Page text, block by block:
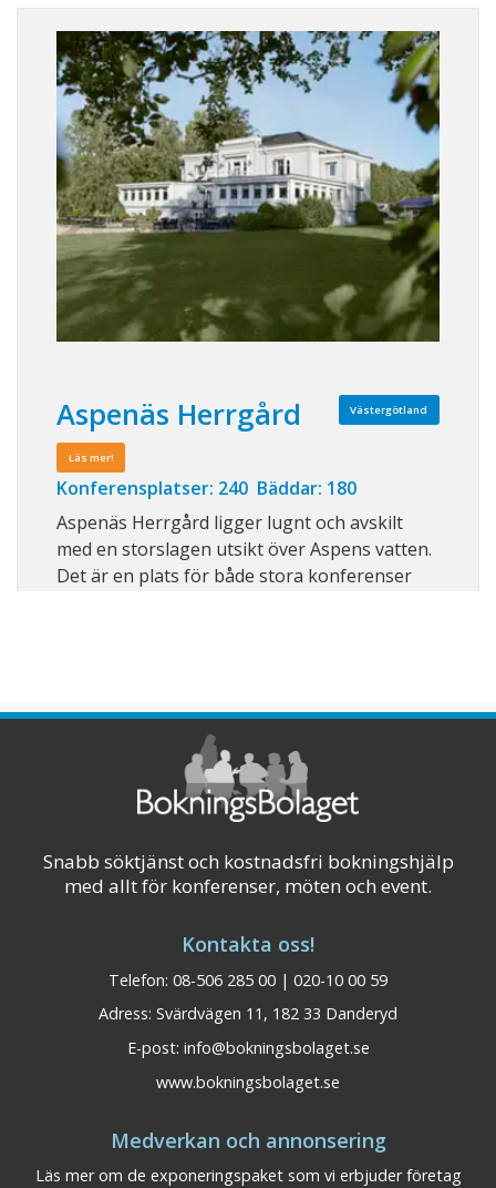
Västergötland
Aspenäs Herrgård
Läs mer!
Konferensplatser: 240 Bäddar: 180
Aspenäs Herrgård ligger lugnt och avskilt
med en storslagen utsikt över Aspens vatten.
Det är en plats för både stora konferenser
aktiviteter. Aspe ...
Snabb söktjänst och kostnadsfri bokningshjälp
med allt för konferenser, möten och event.
Kontakta oss!
Telefon: 08-506 285 00 | 020-10 00 59
Adress: Svärdvägen 11, 182 33 Danderyd
E-post: info@bokningsbolaget.se
www.bokningsbolaget.se
Medverkan och annonsering
Läs mer om de exponeringspaket som vi erbjuder företag